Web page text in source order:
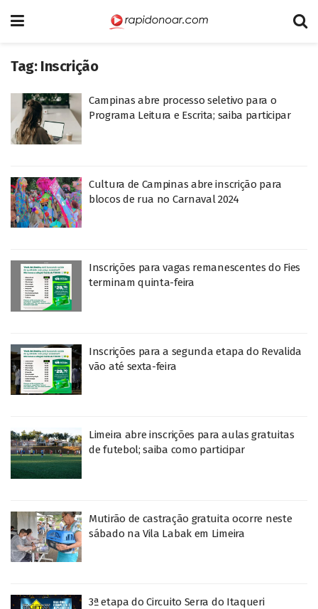
Tag: Inscrição
Campinas abre processo seletivo para o
Programa Leitura e Escrita; saiba participar
Cultura de Campinas abre inscrição para
blocos de rua no Carnaval 2024
Inscrições para vagas remanescentes do Fies
terminam quinta-feira
Inscrições para a segunda etapa do Revalida
vão até sexta-feira
Limeira abre inscrições para aulas gratuitas
de futebol; saiba como participar
Mutirão de castração gratuita ocorre neste
sábado na Vila Labak em Limeira
3ª etapa do Circuito Serra do Itaqueri